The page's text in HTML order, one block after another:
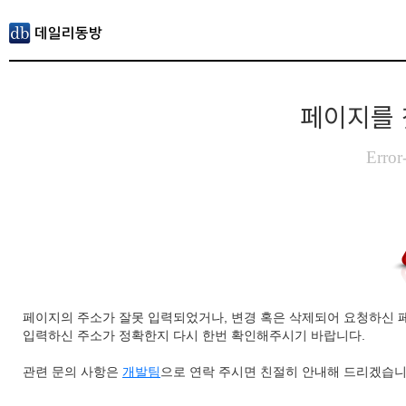
페이지를
페이지의 주소가 잘못 입력되었거나, 변경 혹은 삭제되어 요청하신
입력하신 주소가 정확한지 다시 한번 확인해주시기 바랍니다.
관련 문의 사항은 개발팀 으로 연락 주시면 친절히 안내해 드리겠습